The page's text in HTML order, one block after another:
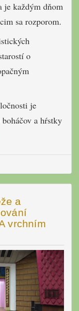
je každým dňom
sa rozporom.
o
je
a hŕstky
a
vrchním